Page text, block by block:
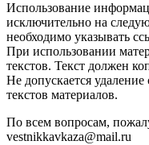
Использование
исключительно на
необходимо указывать
При использовании
текстов. Текст должен
Не допускается
текстов материалов.
По всем вопросам,
vestnikkavkaza@mail.ru